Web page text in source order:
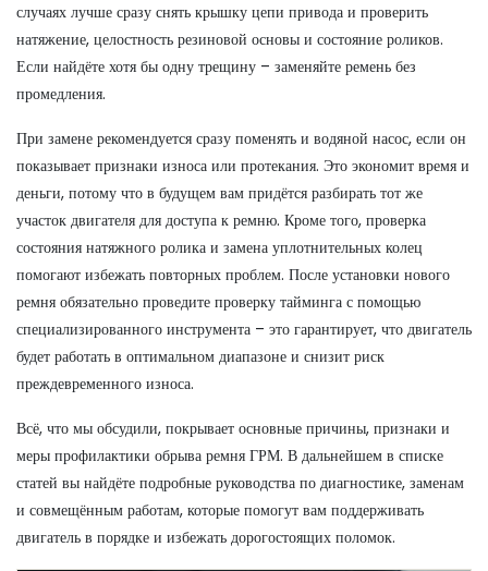
случаях лучше сразу снять крышку цепи привода и проверить
натяжение, целостность резиновой основы и состояние роликов.
Если найдёте хотя бы одну трещину – заменяйте ремень без
промедления.
При замене рекомендуется сразу поменять и водяной насос, если он
показывает признаки износа или протекания. Это экономит время и
деньги, потому что в будущем вам придётся разбирать тот же
участок двигателя для доступа к ремню. Кроме того, проверка
состояния натяжного ролика и замена уплотнительных колец
помогают избежать повторных проблем. После установки нового
ремня обязательно проведите проверку тайминга с помощью
специализированного инструмента – это гарантирует, что двигатель
будет работать в оптимальном диапазоне и снизит риск
преждевременного износа.
Всё, что мы обсудили, покрывает основные причины, признаки и
меры профилактики обрыва ремня ГРМ. В дальнейшем в списке
статей вы найдёте подробные руководства по диагностике, заменам
и совмещённым работам, которые помогут вам поддерживать
двигатель в порядке и избежать дорогостоящих поломок.